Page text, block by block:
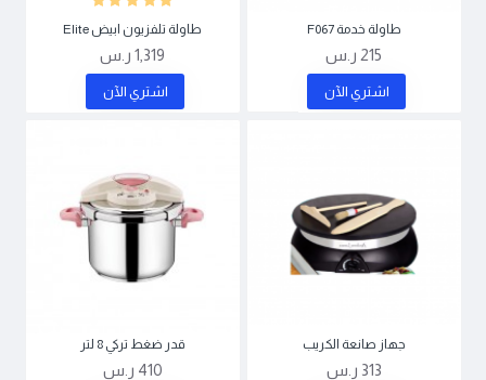
طاولة خدمة F067
215 ر.س
اشتري اﻵن
طاولة تلفزيون ابيض Elite
1,319 ر.س
اشتري اﻵن
جهاز صانعة الكريب
313 ر.س
قدر ضغط تركي 8 لتر
410 ر.س